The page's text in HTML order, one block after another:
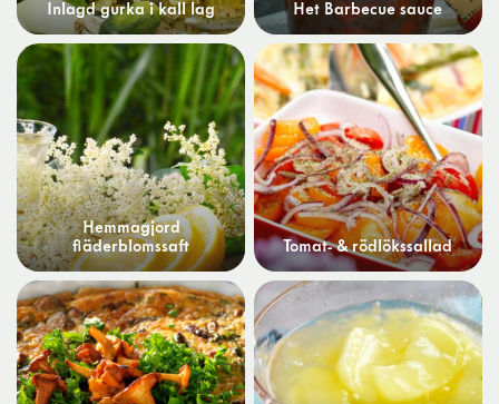
Inlagd gurka i kall lag Het Barbecue sauce
Hemmagjord
fläderblomssaft
Tomat- & rödlökssallad